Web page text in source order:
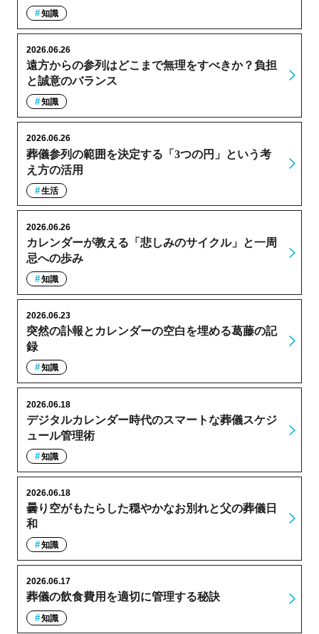
知識
遠方からの参列はどこまで無理をすべきか？負担
と誠意のバランス
2026.06.26
知識
葬儀参列の範囲を決定する「3つの円」という考
え方の活用
2026.06.26
生活
カレンダーが教える「悲しみのサイクル」と一周
忌への歩み
2026.06.26
知識
突然の訃報とカレンダーの空白を埋める葛藤の記
録
2026.06.23
知識
デジタルカレンダー時代のスマートな葬儀スケジ
ュール管理術
2026.06.18
知識
曇り空がもたらした穏やかなお別れと父の葬儀日
和
2026.06.18
知識
葬儀の飲食費用を適切に管理する秘訣
2026.06.17
知識